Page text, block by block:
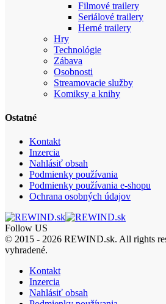
Filmové trailery
Seriálové trailery
Herné trailery
Hry
Technológie
Zábava
Osobnosti
Streamovacie služby
Komiksy a knihy
Ostatné
Kontakt
Inzercia
Nahlásiť obsah
Podmienky používania
Podmienky používania e-shopu
Ochrana osobných údajov
Follow US
© 2015 - 2026 REWIND.sk. All rights
vyhradené.
Kontakt
Inzercia
Nahlásiť obsah